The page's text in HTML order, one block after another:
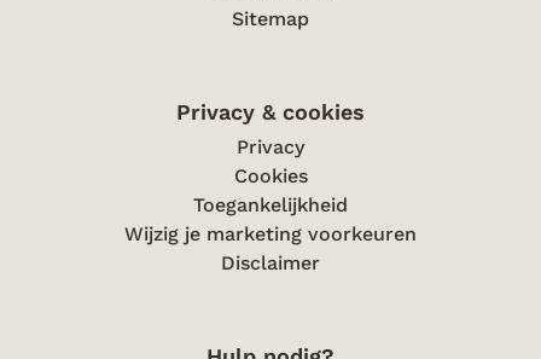
Sitemap
Privacy & cookies
Privacy
Cookies
Toegankelijkheid
Wijzig je marketing voorkeuren
Disclaimer